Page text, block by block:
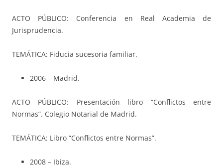
ACTO PÚBLICO: Conferencia en Real Academia de
Jurisprudencia.
TEMÁTICA: Fiducia sucesoria familiar.
2006 – Madrid.
ACTO PÚBLICO: Presentación libro “Conflictos entre
Normas”. Colegio Notarial de Madrid.
TEMÁTICA: Libro “Conflictos entre Normas”.
2008 – Ibiza.